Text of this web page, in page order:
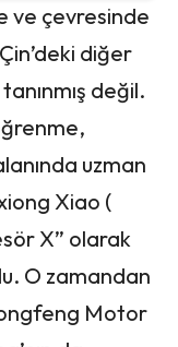
ve çevresinde
diğer
değil.
uzman
Xiao (
X” olarak
O zamandan
Motor